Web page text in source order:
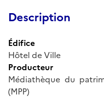
Description
Édifice
Hôtel de Ville
Producteur
Médiathèque du
(MPP)